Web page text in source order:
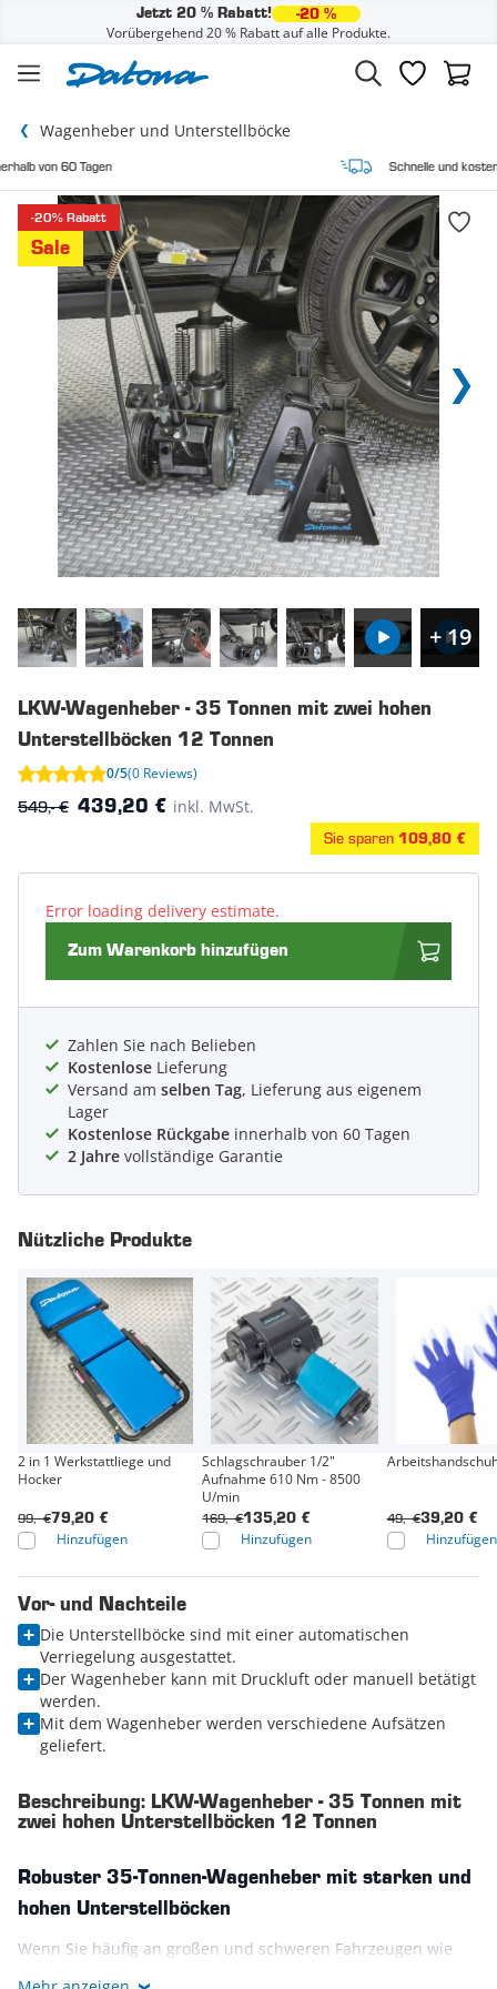
Jetzt 20 % Rabatt! -20 %
Vorübergehend 20 % Rabatt auf alle Produkte.
Wagenheber und Unterstellböcke
Schnelle und kostenlose Lieferung
-20% Rabatt
Sale
+ 19
LKW-Wagenheber - 35 Tonnen mit zwei hohen
Unterstellböcken 12 Tonnen
0/5(0 Reviews)
549,- € 439,20 € inkl. MwSt.
Sie sparen 109,80 €
Error loading delivery estimate.
Zum Warenkorb hinzufügen
Zahlen Sie nach Belieben
Kostenlose Lieferung
Versand am selben Tag, Lieferung aus eigenem
Lager
Kostenlose Rückgabe innerhalb von 60 Tagen
2 Jahre vollständige Garantie
Nützliche Produkte
2 in 1 Werkstattliege und
Hocker
79,20 €
99,- €
Hinzufügen
Schlagschrauber 1/2"
Aufnahme 610 Nm - 8500
U/min
135,20 €
169,- €
Hinzufügen
39,20 €
49,- €
Hinzufügen
Vor- und Nachteile
Die Unterstellböcke sind mit einer automatischen
Verriegelung ausgestattet.
Der Wagenheber kann mit Druckluft oder manuell betätigt
werden.
Mit dem Wagenheber werden verschiedene Aufsätzen
geliefert.
Beschreibung: LKW-Wagenheber - 35 Tonnen mit
zwei hohen Unterstellböcken 12 Tonnen
Robuster 35-Tonnen-Wagenheber mit starken und
hohen Unterstellböcken
Wenn Sie häufig an großen und schweren Fahrzeugen wie